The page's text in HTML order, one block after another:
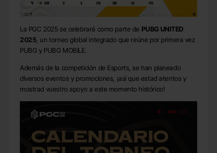
La PGC 2025 se celebrará como parte de PUBG UNITED
2025, un torneo global integrado que reúne por primera vez
PUBG y PUBG MOBILE.
Además de la competición de Esports, se han planeado
diversos eventos y promociones, ¡así que estad atentos y
mostrad vuestro apoyo a este momento histórico!